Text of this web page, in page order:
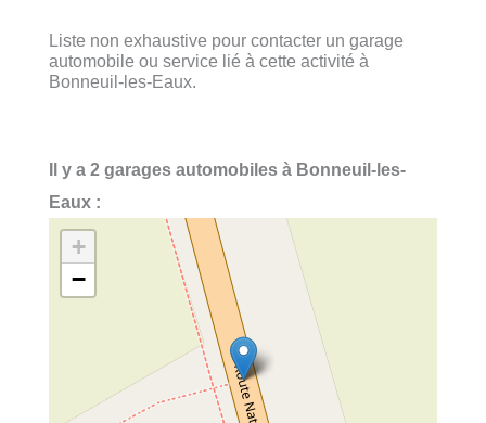
Liste non exhaustive pour contacter un garage
automobile ou service lié à cette activité à
Bonneuil-les-Eaux.
Il y a 2 garages automobiles à Bonneuil-les-
Eaux :
+
−